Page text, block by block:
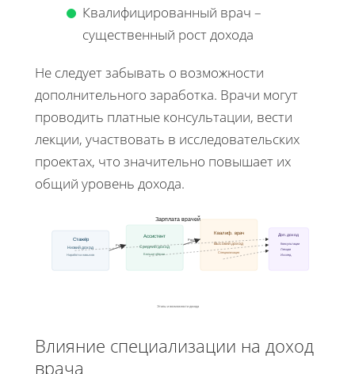
Квалифицированный врач –
существенный рост дохода
Не следует забывать о возможности
дополнительного заработка. Врачи могут
проводить платные консультации, вести
лекции, участвовать в исследовательских
проектах, что значительно повышает их
общий уровень дохода.
Зарплата врачей
Стажёр
Низкий доход
Наработка навыков
Ассистент
Средний доход
Больше обязан.
Квалиф. врач
Высокий доход
Специализация
Рост
Рост
Доп. доход
Консультации
Лекции
Исслед.
Этапы и возможности дохода
Влияние специализации на доход
врача